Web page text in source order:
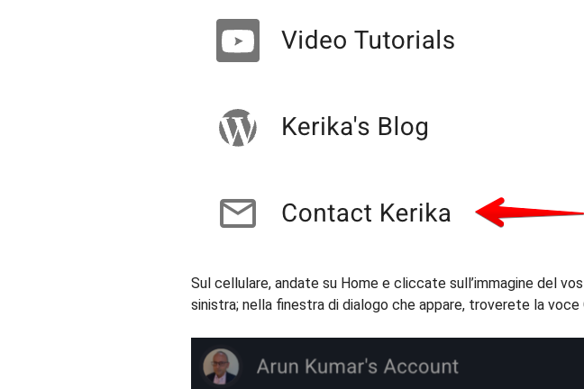
Sul cellulare, andate su Home e cliccate sull’immagine del
sinistra; nella finestra di dialogo che appare, troverete la voce